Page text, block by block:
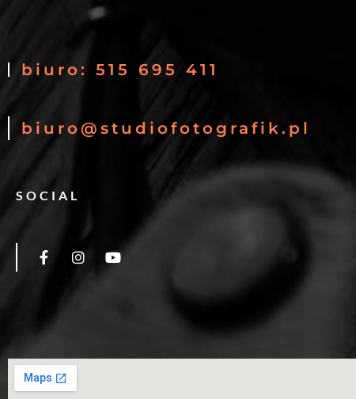
biuro: 515 695 411
biuro@studiofotografik.pl
SOCIAL